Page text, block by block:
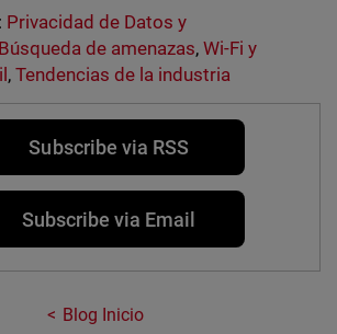
Privacidad de Datos y
Búsqueda de amenazas,Wi-Fi y
, Tendencias de la industria
Subscribe via RSS
Subscribe via Email
Blog Inicio